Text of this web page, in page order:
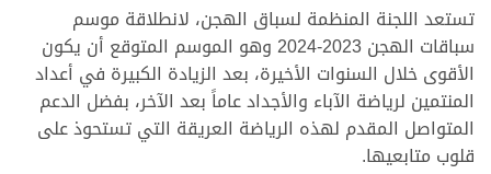
تستعد اللجنة المنظمة لسباق الهجن، لانطلاقة موسم
سباقات الهجن 2023-2024 وهو الموسم المتوقع أن يكون
الأقوى خلال السنوات الأخيرة، بعد الزيادة الكبيرة في أعداد
المنتمين لرياضة الآباء والأجداد عاماً بعد الآخر، بفضل الدعم
المتواصل المقدم لهذه الرياضة العريقة التي تستحوذ على
قلوب متابعيها.